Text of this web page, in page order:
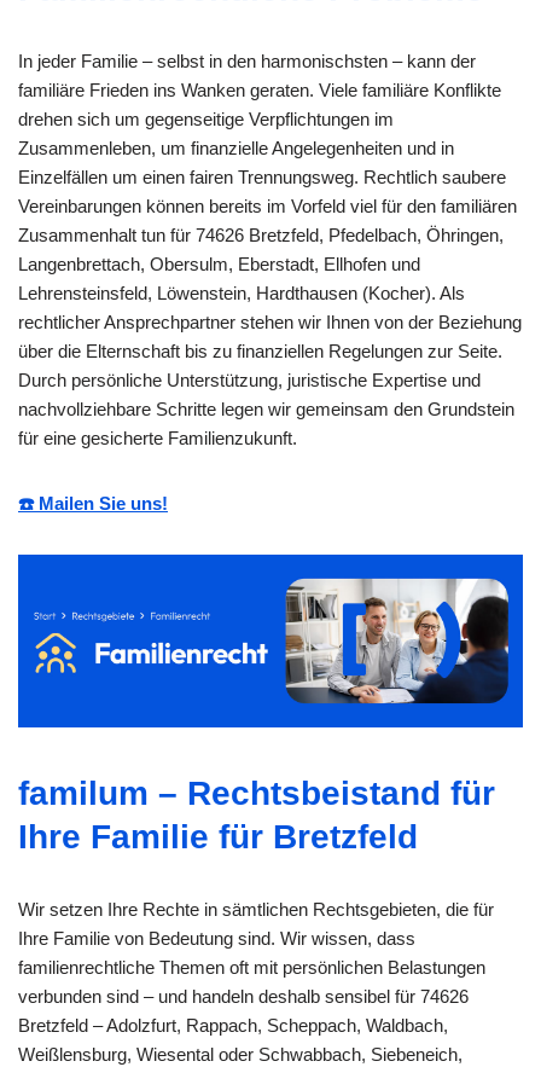
In jeder Familie – selbst in den harmonischsten – kann der
familiäre Frieden ins Wanken geraten. Viele familiäre Konflikte
drehen sich um gegenseitige Verpflichtungen im
Zusammenleben, um finanzielle Angelegenheiten und in
Einzelfällen um einen fairen Trennungsweg. Rechtlich saubere
Vereinbarungen können bereits im Vorfeld viel für den familiären
Zusammenhalt tun für 74626 Bretzfeld, Pfedelbach, Öhringen,
Langenbrettach, Obersulm, Eberstadt, Ellhofen und
Lehrensteinsfeld, Löwenstein, Hardthausen (Kocher). Als
rechtlicher Ansprechpartner stehen wir Ihnen von der Beziehung
über die Elternschaft bis zu finanziellen Regelungen zur Seite.
Durch persönliche Unterstützung, juristische Expertise und
nachvollziehbare Schritte legen wir gemeinsam den Grundstein
für eine gesicherte Familienzukunft.
☎️ Mailen Sie uns!
familum – Rechtsbeistand für
Ihre Familie für Bretzfeld
Wir setzen Ihre Rechte in sämtlichen Rechtsgebieten, die für
Ihre Familie von Bedeutung sind. Wir wissen, dass
familienrechtliche Themen oft mit persönlichen Belastungen
verbunden sind – und handeln deshalb sensibel für 74626
Bretzfeld – Adolzfurt, Rappach, Scheppach, Waldbach,
Weißlensburg, Wiesental oder Schwabbach, Siebeneich,